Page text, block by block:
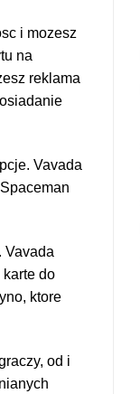
i mozesz
na
reklama
Vavada
Vavada
do
ktore
od i